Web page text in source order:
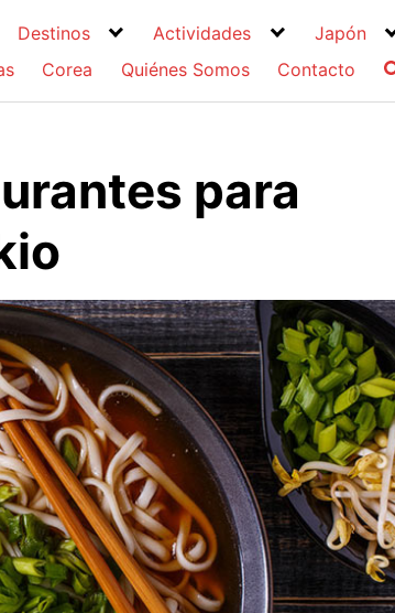
Destinos Actividades
Japón
Corea Quiénes Somos Contacto
para